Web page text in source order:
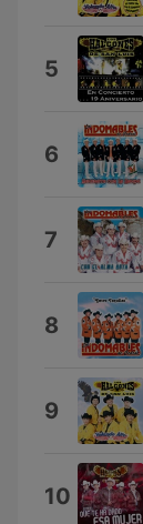
5
6
7
8
9
10